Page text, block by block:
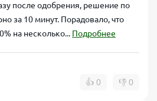
после одобрения, решение по
за 10 минут. Порадовало, что
на несколько... Подробнее
👍 0 👎 0